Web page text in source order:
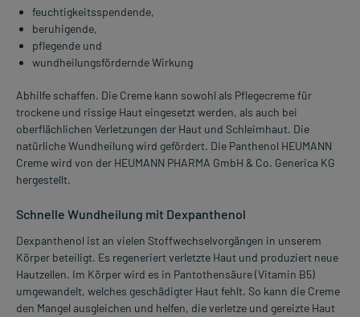
feuchtigkeitsspendende,
beruhigende,
pflegende und
wundheilungsfördernde Wirkung
Abhilfe schaffen. Die Creme kann sowohl als Pflegecreme für
trockene und rissige Haut eingesetzt werden, als auch bei
oberflächlichen Verletzungen der Haut und Schleimhaut. Die
natürliche Wundheilung wird gefördert. Die Panthenol HEUMANN
Creme wird von der HEUMANN PHARMA GmbH & Co. Generica KG
hergestellt.
Schnelle Wundheilung mit Dexpanthenol
Dexpanthenol ist an vielen Stoffwechselvorgängen in unserem
Körper beteiligt. Es regeneriert verletzte Haut und produziert neue
Hautzellen. Im Körper wird es in Pantothensäure (Vitamin B5)
umgewandelt, welches geschädigter Haut fehlt. So kann die Creme
den Mangel ausgleichen und helfen, die verletze und gereizte Haut